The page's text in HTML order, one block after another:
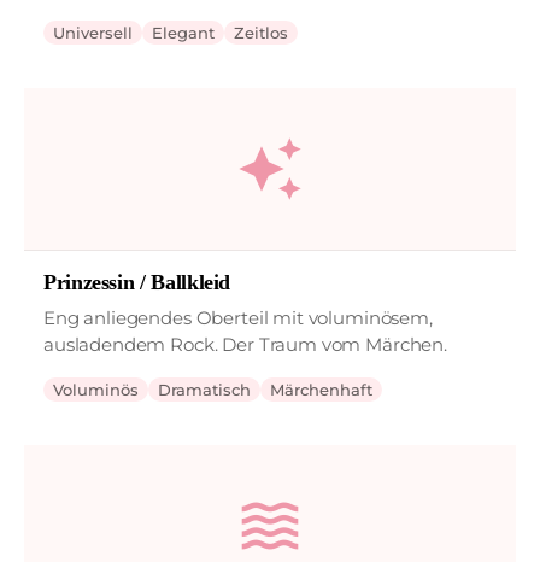
Universell Elegant Zeitlos
auto_awesome
Prinzessin / Ballkleid
Eng anliegendes Oberteil mit voluminösem,
ausladendem Rock. Der Traum vom Märchen.
Voluminös Dramatisch Märchenhaft
waves